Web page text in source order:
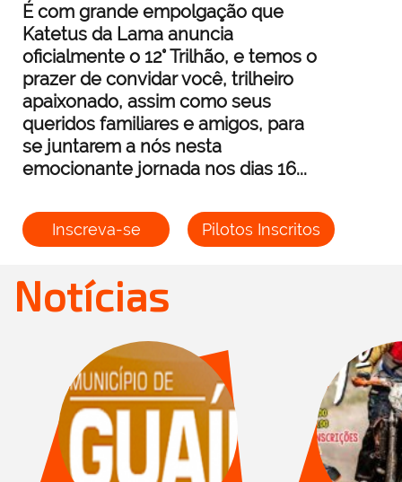
É com grande empolgação que
Katetus da Lama anuncia
oficialmente o 12° Trilhão, e temos o
prazer de convidar você, trilheiro
apaixonado, assim como seus
queridos familiares e amigos, para
se juntarem a nós nesta
emocionante jornada nos dias 16...
Inscreva-se Pilotos Inscritos
Notícias